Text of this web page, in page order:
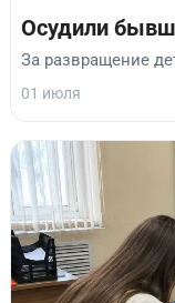
Осудили
За развращение
01 июля